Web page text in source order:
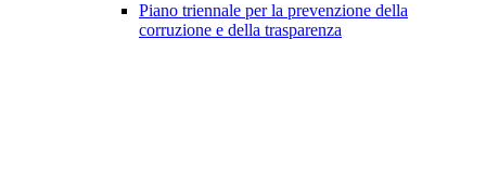
Piano triennale per la prevenzione della
corruzione e della trasparenza